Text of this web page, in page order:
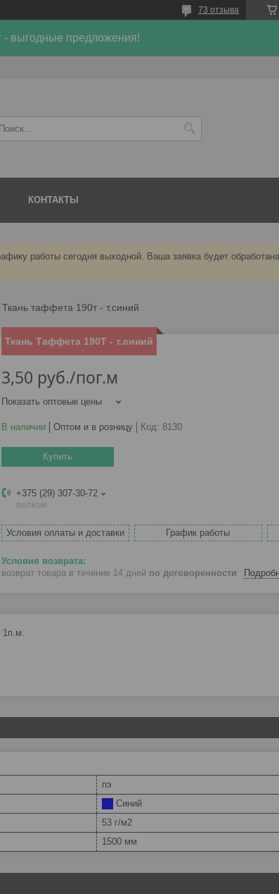
73 отзыва
- выгодные предложения!
КОНТАКТЫ
работы сегодня выходной. Ваша заявка будет
Ткань таффета 190т - т.синий
Ткань Таффета 190Т - т.синий
3,50 руб./пог.м
Показать оптовые цены
В наличии Оптом и в розницу Код: 8130
Купить
+375 (29) 307-30-72
велком
Условия оплаты и доставки График работы
возврат товара в течение 14 дней по договоренности
пэ
Синий
53 г/м2
1500 мм